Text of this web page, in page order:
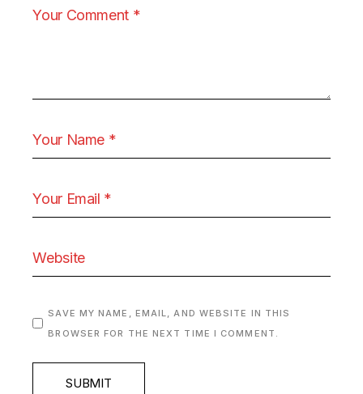
SAVE MY NAME, EMAIL, AND WEBSITE IN THIS
BROWSER FOR THE NEXT TIME I COMMENT.
SUBMIT